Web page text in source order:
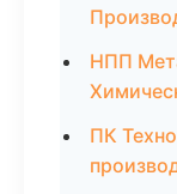
НПП
ПК